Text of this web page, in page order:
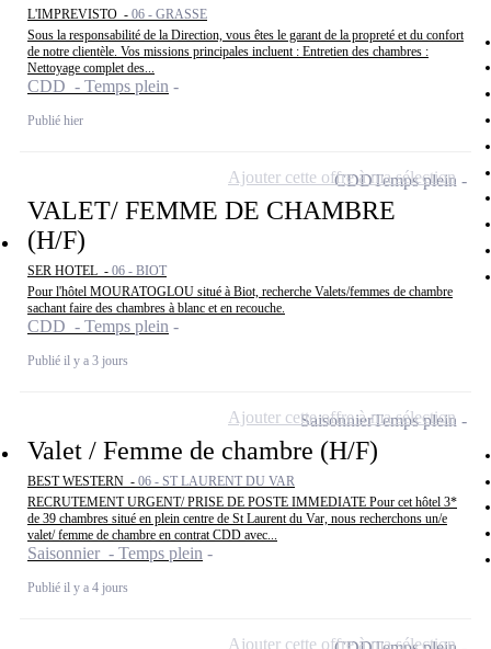
L'IMPREVISTO - 06 - GRASSE
Sous la responsabilité de la Direction, vous êtes le garant de la propreté et du confort
de notre clientèle. Vos missions principales incluent : Entretien des chambres :
Nettoyage complet des...
CDD - Temps plein
Publié hier
VALET/ FEMME DE CHAMBRE
(H/F)
SER HOTEL - 06 - BIOT
Pour l'hôtel MOURATOGLOU situé à Biot, recherche Valets/femmes de chambre
sachant faire des chambres à blanc et en recouche.
CDD - Temps plein
Publié il y a 3 jours
CDDTemps plein
Ajouter cette offre à ma sélection
Valet / Femme de chambre (H/F)
BEST WESTERN - 06 - ST LAURENT DU VAR
RECRUTEMENT URGENT/ PRISE DE POSTE IMMEDIATE Pour cet hôtel 3*
de 39 chambres situé en plein centre de St Laurent du Var, nous recherchons un/e
valet/ femme de chambre en contrat CDD avec...
Saisonnier - Temps plein
Publié il y a 4 jours
SaisonnierTemps plein
Ajouter cette offre à ma sélection
Ajouter cette offre à ma sélection